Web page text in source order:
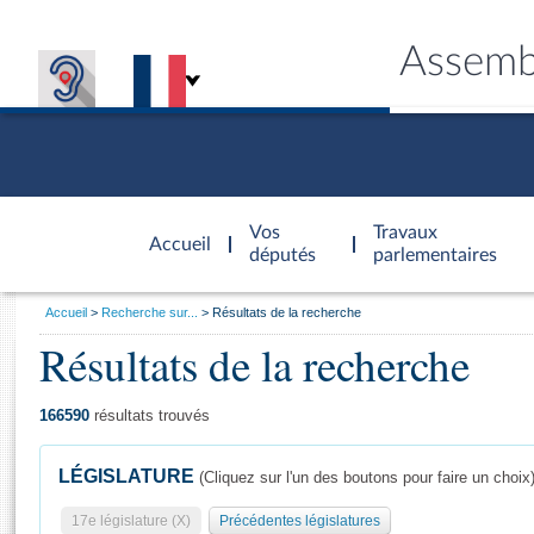
Accueil
d'accueil
Vos
députés
Travaux
parlementaires
Général
Vous
Accueil Recherche sur... Résultats de la recherche
Résultats de la recherche
166590 résultats trouvés
LÉGISLATURE (Cliquez sur l'un des boutons pour faire un choix)
17e législature (X) Précédentes législatures